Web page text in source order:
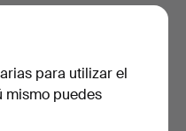
para utilizar el
mismo puedes